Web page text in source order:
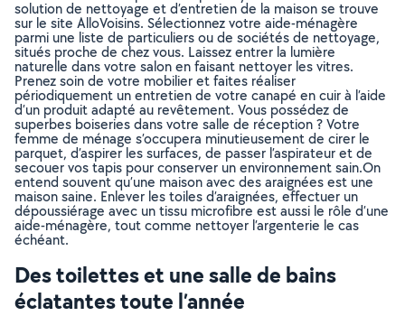
solution de nettoyage et d’entretien de la maison se trouve
sur le site AlloVoisins. Sélectionnez votre aide-ménagère
parmi une liste de particuliers ou de sociétés de nettoyage,
situés proche de chez vous. Laissez entrer la lumière
naturelle dans votre salon en faisant nettoyer les vitres.
Prenez soin de votre mobilier et faites réaliser
périodiquement un entretien de votre canapé en cuir à l’aide
d’un produit adapté au revêtement. Vous possédez de
superbes boiseries dans votre salle de réception ? Votre
femme de ménage s’occupera minutieusement de cirer le
parquet, d’aspirer les surfaces, de passer l’aspirateur et de
secouer vos tapis pour conserver un environnement sain.On
entend souvent qu’une maison avec des araignées est une
maison saine. Enlever les toiles d’araignées, effectuer un
dépoussiérage avec un tissu microfibre est aussi le rôle d’une
aide-ménagère, tout comme nettoyer l’argenterie le cas
échéant.
Des toilettes et une salle de bains
éclatantes toute l’année